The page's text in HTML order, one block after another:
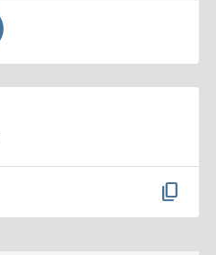
content_copy